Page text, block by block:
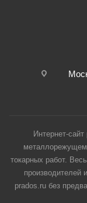
Интернет-
металлорежущем
токарных работ.
производителей
prados.ru без